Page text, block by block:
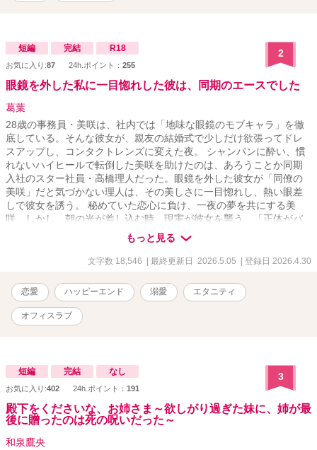
短編 完結 R18
お気に入り:87 24h.ポイント： 255
2
眼鏡を外した私に一目惚れした彼は、同期のエースでした
葛葉
28歳の事務員・美咲は、社内では「地味な眼鏡のモブキャラ」を徹
底している。そんな彼女が、親友の結婚式で少しだけ欲張ってドレ
スアップし、コンタクトレンズに変えた夜。 シャンパンに酔い、慣
れないハイヒールで転倒した美咲を助けたのは、あろうことか同期
入社のスター社員・高橋理人だった。眼鏡を外した彼女が「同僚の
美咲」だと気づかない理人は、その美しさに一目惚れし、熱い眼差
しで彼女を誘う。 秘めていた恋心に負け、一夜の夢を共にする美
咲。しかし、朝の光が差し込む時、現実が彼女を襲う。「正体がバ
レて幻滅されるのが怖い」――。彼女は理人が眠る傍らに数枚の万
札と「忘れてください」というメモを残し、再び地味な眼鏡をかけ
て逃げ出すようにホテルを後にする。 しかし彼女は知らなかった。
**「……逃がさないよ、美咲」** 月曜日のオフィスから始まる、甘く
危険な追走劇。 ※最終話まで予約投稿済みです。
もっと見る
文字数 18,546 | 最終更新日 2026.5.05 | 登録日 2026.4.30
恋愛 ハッピーエンド 溺愛 エタニティ
オフィスラブ
短編 完結 なし
お気に入り:402 24h.ポイント： 191
3
殿下をくださいな、お姉さま～欲しがり過ぎた妹に、姉が最
後に贈ったのは死の呪いだった～
和泉鷹央